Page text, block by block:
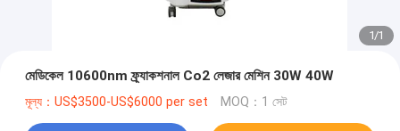
1/1
মেডিকেল 10600nm ফ্র্যাকশনাল Co2 লেজার মেশিন 30W 40W
মূল্য：US$3500-US$6000 per set MOQ：1 সেট